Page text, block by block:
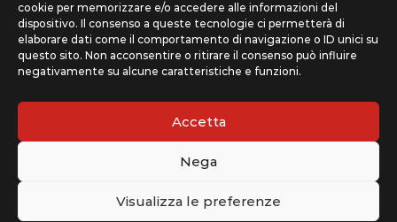
cookie per memorizzare e/o accedere alle informazioni del
dispositivo. Il consenso a queste tecnologie ci permetterà di
elaborare dati come il comportamento di navigazione o ID unici su
questo sito. Non acconsentire o ritirare il consenso può influire
negativamente su alcune caratteristiche e funzioni.
Accetta
Nega
Visualizza le preferenze
accettando l’utilizzo di determinati cookie per migliorare
la tua esperienza. Sport Network non utilizza cookie che
interferiscono con la tua privacy, ma solo quelli che
migliorano l’uso del nostro sito, ti preghiamo di far
Policy per maggiori informazioni su come usiamo i cookie
e come cancellarli nel caso lo desiderassi.
Il sito www.cplaynews.it è gestito da Sport Network srl,
con sede legale a Piazza Indipendenza 11/B - 00185 Roma
(RM)